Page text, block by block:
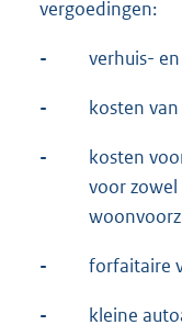
vergoedingen:
- verhuis-
- kosten
-
kosten
voor
- forfaitaire
-
kleine